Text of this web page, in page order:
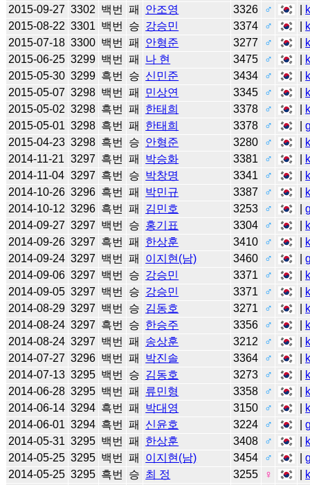
2015-09-27 3302 백번 패 안조영 3326 ♂
2015-08-22 3301 백번 승 강승민 3374 ♂
2015-07-18 3300 백번 패 안형준 3277 ♂
2015-06-25 3299 백번 패 나 현 3475 ♂
2015-05-30 3299 흑번 승 신민준 3434 ♂
2015-05-07 3298 백번 패 민상연 3345 ♂
2015-05-02 3298 흑번 패 한태희 3378 ♂
2015-05-01 3298 흑번 패 한태희 3378 ♂ |
2015-04-23 3298 흑번 승 안형준 3280 ♂
2014-11-21 3297 흑번 패 박승화 3381 ♂
2014-11-04 3297 흑번 승 박창명 3341 ♂
2014-10-26 3296 흑번 패 박민규 3387 ♂
2014-10-12 3296 흑번 패 김민호 3253 ♂ |
2014-09-27 3297 백번 승 홍기표 3304 ♂
2014-09-26 3297 흑번 패 한상훈 3410 ♂
2014-09-24 3297 백번 패 이지현(남) 3460 ♂ |
2014-09-06 3297 백번 승 강승민 3371 ♂
2014-09-05 3297 백번 승 강승민 3371 ♂
2014-08-29 3297 백번 승 김동호 3271 ♂
2014-08-24 3297 흑번 승 한승주 3356 ♂
2014-08-24 3297 백번 패 송상훈 3212 ♂
2014-07-27 3296 백번 패 박진솔 3364 ♂
2014-07-13 3295 백번 승 김동호 3273 ♂
2014-06-28 3295 백번 패 류민형 3358 ♂
2014-06-14 3294 흑번 패 박대영 3150 ♂
2014-06-01 3294 흑번 패 신윤호 3224 ♂ |
2014-05-31 3295 백번 패 한상훈 3408 ♂
2014-05-25 3295 백번 패 이지현(남) 3454 ♂ |
2014-05-25 3295 흑번 승 최 정 3255 ♀